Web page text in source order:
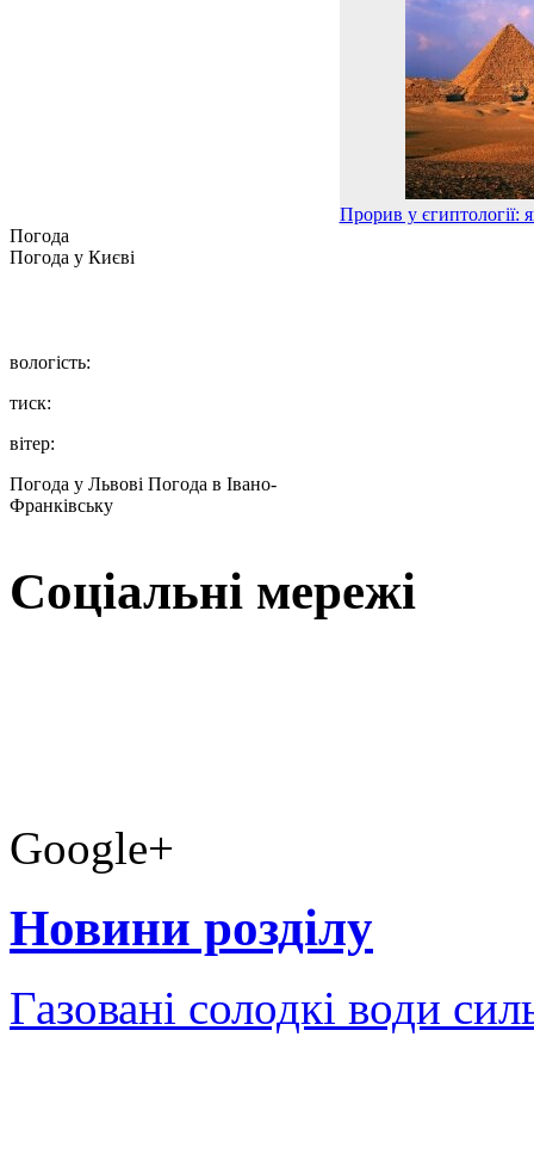
Прорив у єгиптології:
Погода
Погода у Києві
вологість:
тиск:
вітер:
Погода у Львові Погода в Івано-
Франківську
Соціальні мережі
Google+
Новини розділу
Газовані солодкі води